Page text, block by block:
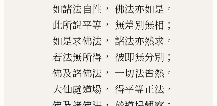
如諸法自性 ， 佛法亦如是 。
此所說平等 ， 無差別無相 ；
如是求佛法 ， 諸法亦然求 。
若法無所得 ， 彼即無分別 ；
佛及諸佛法 ， 一切法皆然 。
大仙處道場 ， 得平等正法 ，